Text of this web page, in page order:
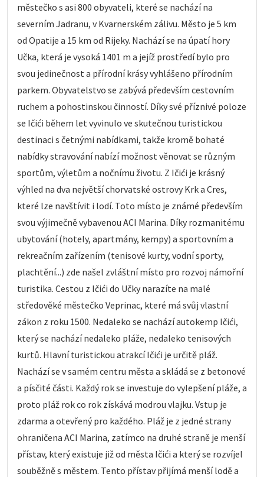
městečko s asi 800 obyvateli, které se nachází na
severním Jadranu, v Kvarnerském zálivu. Město je 5 km
od Opatije a 15 km od Rijeky. Nachází se na úpatí hory
Učka, která je vysoká 1401 m a jejíž prostředí bylo pro
svou jedinečnost a přírodní krásy vyhlášeno přírodním
parkem. Obyvatelstvo se zabývá především cestovním
ruchem a pohostinskou činností. Díky své příznivé poloze
se Ičići během let vyvinulo ve skutečnou turistickou
destinaci s četnými nabídkami, takže kromě bohaté
nabídky stravování nabízí možnost věnovat se různým
sportům, výletům a nočnímu životu. Z Ičići je krásný
výhled na dva největší chorvatské ostrovy Krk a Cres,
které lze navštívit i lodí. Toto místo je známé především
svou výjimečně vybavenou ACI Marina. Díky rozmanitému
ubytování (hotely, apartmány, kempy) a sportovním a
rekreačním zařízením (tenisové kurty, vodní sporty,
plachtění...) zde našel zvláštní místo pro rozvoj námořní
turistika. Cestou z Ičići do Učky narazíte na malé
středověké městečko Veprinac, které má svůj vlastní
zákon z roku 1500. Nedaleko se nachází autokemp Ičići,
který se nachází nedaleko pláže, nedaleko tenisových
kurtů. Hlavní turistickou atrakcí Ičići je určitě pláž.
Nachází se v samém centru města a skládá se z betonové
a písčité části. Každý rok se investuje do vylepšení pláže, a
proto pláž rok co rok získává modrou vlajku. Vstup je
zdarma a otevřený pro každého. Pláž je z jedné strany
ohraničena ACI Marina, zatímco na druhé straně je menší
přístav, který existuje již od města Ičići a který se rozvíjel
souběžně s městem. Tento přístav přijímá menší lodě a